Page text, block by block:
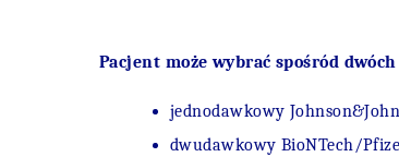
Pacjent może wybrać spośród
jednodawkowy
dwudawkowy BioNTech/